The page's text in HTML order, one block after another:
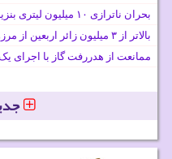
بحران ناترازی ۱۰ میلیون لیتری بنزین لزوم مدیریت تقاضا و اصلاح ساختار
بالاتر از ۳ میلیون زائر اربعین از مرزهای زمینی کشور خارج شدند
ممانعت از هدررفت گاز با اجرای